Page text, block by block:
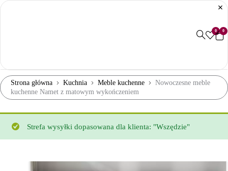
0 0
Strona główna Kuchnia Meble kuchenne
Nowoczesne meble
kuchenne Namet z matowym wykończeniem
Strefa wysyłki dopasowana dla klienta: "Wszędzie"